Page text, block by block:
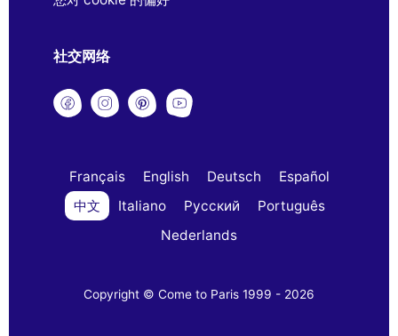
社交网络
Français English Deutsch
Español
中文
Italiano Русский
Português
Nederlands
Copyright © Come to Paris 1999 - 2026